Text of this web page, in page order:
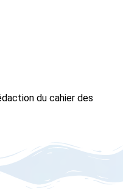
du cahier des